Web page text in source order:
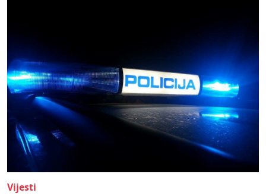
Vijesti